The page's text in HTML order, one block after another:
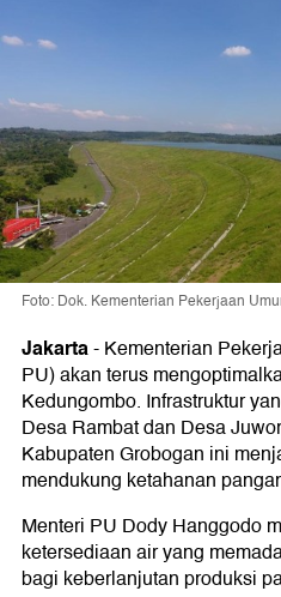
Foto: Dok. Kementerian Pekerjaan
Jakarta-Kementerian
PU) akan terus
Kedungombo. Infrastruktur
Desa Rambat dan Desa
Kabupaten Grobogan ini
mendukung ketahanan
Menteri PU Dody Hanggodo
ketersediaan air yang
bagi keberlanjutan produksi